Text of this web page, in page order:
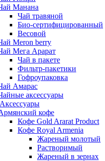
Манана
Чай травяной
Био-сертифицированный
Весовой
Meron berry
Мега Арарат
Чай в пакете
Фильтр-пакетики
Гофроупаковка
Амарас
аксессуары
кофе
Кофе Gold Ararat Product
Кофе Royal Armenia
Жареный молотый
Растворимый
Жареный в зернах